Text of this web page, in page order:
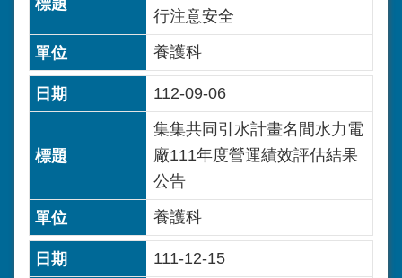
行注意安全
養護科
112-09-06
集集共同引水計畫名間水力電
廠111年度營運績效評估結果
公告
養護科
111-12-15